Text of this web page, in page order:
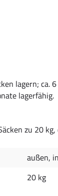
lagern; ca.
lagerfähig.
zu 20
außen,
20 kg